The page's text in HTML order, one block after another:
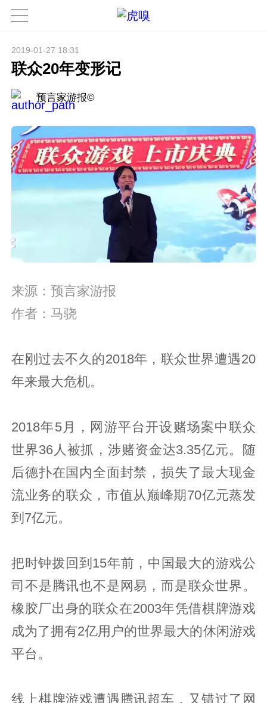
2019-01-27 18:31
联众20年变形记
预言家游报©
来源：预言家游报
作者：马骁
在刚过去不久的2018年，联众世界遭遇20
年来最大危机。
2018年5月，网游平台开设赌场案中联众
世界36人被抓，涉赌资金达3.35亿元。随
后德扑在国内全面封禁，损失了最大现金
流业务的联众，市值从巅峰期70亿元蒸发
到7亿元。
把时钟拨回到15年前，中国最大的游戏公
司不是腾讯也不是网易，而是联众世界。
橡胶厂出身的联众在2003年凭借棋牌游戏
成为了拥有2亿用户的世界最大的休闲游戏
平台。
线上棋牌游戏遭遇腾讯超车，又错过了网